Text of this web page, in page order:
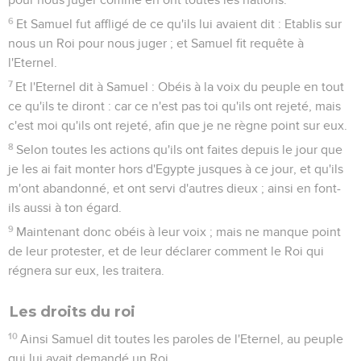
6 Et Samuel fut affligé de ce qu'ils lui avaient dit : Etablis sur
nous un Roi pour nous juger ; et Samuel fit requête à
l'Eternel.
7 Et l'Eternel dit à Samuel : Obéis à la voix du peuple en tout
ce qu'ils te diront : car ce n'est pas toi qu'ils ont rejeté, mais
c'est moi qu'ils ont rejeté, afin que je ne règne point sur eux.
8 Selon toutes les actions qu'ils ont faites depuis le jour que
je les ai fait monter hors d'Egypte jusques à ce jour, et qu'ils
m'ont abandonné, et ont servi d'autres dieux ; ainsi en font-
ils aussi à ton égard.
9 Maintenant donc obéis à leur voix ; mais ne manque point
de leur protester, et de leur déclarer comment le Roi qui
régnera sur eux, les traitera.
Les droits du roi
10 Ainsi Samuel dit toutes les paroles de l'Eternel, au peuple
qui lui avait demandé un Roi.